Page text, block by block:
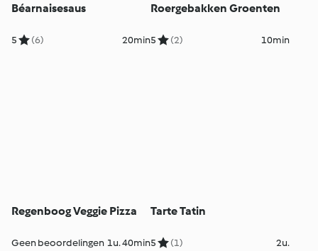
Béarnaisesaus
5 (6) 20min
Roergebakken Groenten
5 (2) 10min
Regenboog Veggie Pizza
Geen beoordelingen 1u. 40min
Tarte Tatin
5 (1) 2u.